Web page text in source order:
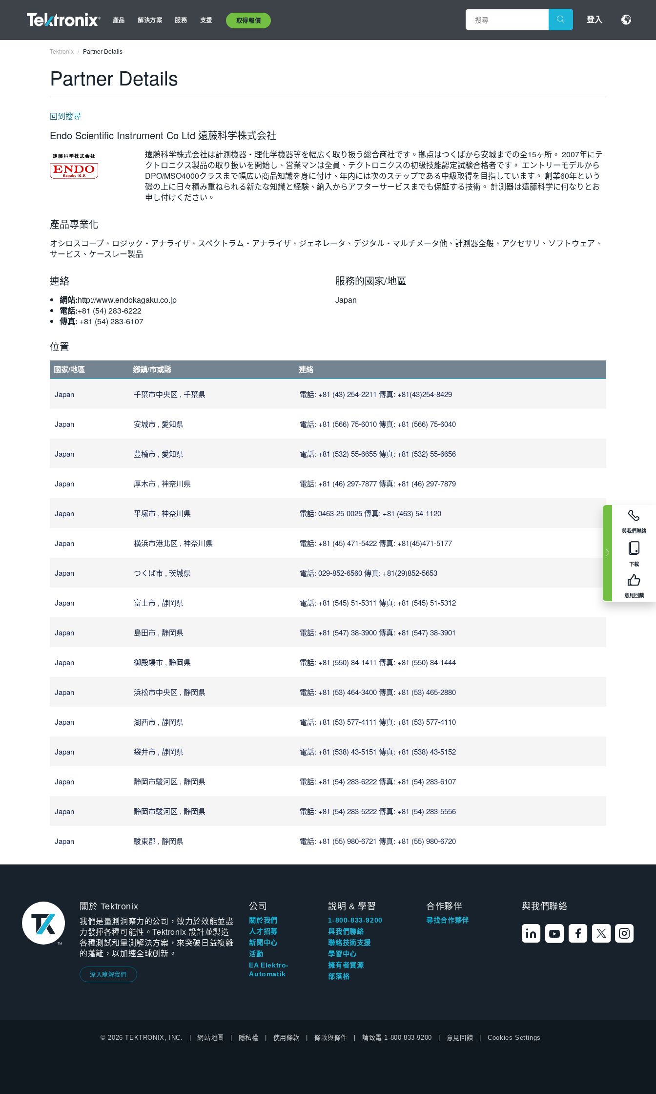
產品 解決方案 服務 支援 取得報價 登入
與我們聯絡
下載
意見回饋
Tektronix Partner Details
Partner Details
回到搜尋
Endo Scientific Instrument Co Ltd 遠藤科学株式会社
遠藤科学株式会社は計測機器・理化学機器等を幅広く取り扱う総合商社です。拠点はつくばから安城までの全15ヶ所。 2007年にテ
クトロニクス製品の取り扱いを開始し、営業マンは全員、テクトロニクスの初級技能認定試験合格者です。 エントリーモデルから
DPO/MSO4000クラスまで幅広い商品知識を身に付け、年内には次のステップである中級取得を目指しています。 創業60年という
礎の上に日々積み重ねられる新たな知識と経験、納入からアフターサービスまでも保証する技術。 計測器は遠藤科学に何なりとお
申し付けください。
產品專業化
オシロスコープ、ロジック・アナライザ、スペクトラム・アナライザ、ジェネレータ、デジタル・マルチメータ他、計測器全般、アクセサリ、ソフトウェア、
サービス、ケースレー製品
連絡
網站:http://www.endokagaku.co.jp
電話:+81 (54) 283-6222
傳真: +81 (54) 283-6107
服務的國家/地區
Japan
位置
國家/地區 鄉鎮/市或縣 連絡
Japan 千葉市中央区 , 千葉県 電話: +81 (43) 254-2211 傳真: +81(43)254-8429
Japan 安城市 , 愛知県 電話: +81 (566) 75-6010傳真: +81 (566) 75-6040
Japan 豊橋市 , 愛知県 電話: +81 (532) 55-6655傳真: +81 (532) 55-6656
Japan 厚木市 , 神奈川県 電話: +81 (46) 297-7877傳真: +81 (46) 297-7879
Japan 平塚市 , 神奈川県 電話: 0463-25-0025傳真: +81 (463) 54-1120
Japan 横浜市港北区 , 神奈川県 電話: +81 (45) 471-5422傳真: +81(45)471-5177
Japan つくば市 , 茨城県 電話: 029-852-6560傳真: +81(29)852-5653
Japan 富士市 , 静岡県 電話: +81 (545) 51-5311 傳真: +81 (545) 51-5312
Japan 島田市 , 静岡県 電話: +81 (547) 38-3900傳真: +81 (547) 38-3901
Japan 御殿場市 , 静岡県 電話: +81 (550) 84-1411 傳真: +81 (550) 84-1444
Japan 浜松市中央区 , 静岡県 電話: +81 (53) 464-3400傳真: +81 (53) 465-2880
Japan 湖西市 , 静岡県 電話: +81 (53) 577-4111 傳真: +81 (53) 577-4110
Japan 袋井市 , 静岡県 電話: +81 (538) 43-5151 傳真: +81 (538) 43-5152
Japan 静岡市駿河区 , 静岡県 電話: +81 (54) 283-6222傳真: +81 (54) 283-6107
Japan 静岡市駿河区 , 静岡県 電話: +81 (54) 283-5222傳真: +81 (54) 283-5556
Japan 駿東郡 , 静岡県 電話: +81 (55) 980-6721 傳真: +81 (55) 980-6720
關於 Tektronix
我們是量測洞察力的公司，致力於效能並盡
力發揮各種可能性。Tektronix 設計並製造
各種測試和量測解決方案，來突破日益複雜
的藩籬，以加速全球創新。
深入瞭解我們
公司
關於我們
人才招募
新聞中心
活動
EA Elektro-
Automatik
說明 & 學習
1-800-833-9200
與我們聯絡
聯絡技術支援
學習中心
擁有者資源
部落格
合作夥伴
尋找合作夥伴
與我們聯絡
© 2026 TEKTRONIX, INC. 網站地圖 隱私權 使用條款 條款與條件 請致電 1-800-833-9200 意見回饋 Cookies Settings